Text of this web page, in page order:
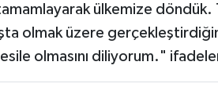
ülkemize
olmak üzere
olmasını diliyorum."